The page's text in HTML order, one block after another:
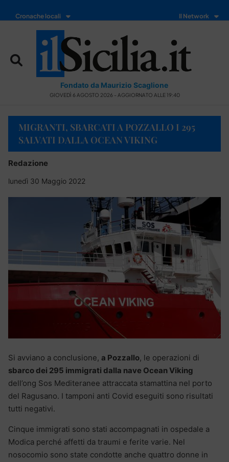
Cronache locali Il Network
Fondato da Maurizio Scaglione
GIOVEDÌ 6 AGOSTO 2026 - AGGIORNATO ALLE 19:40
MIGRANTI, SBARCATI A POZZALLO I 295
SALVATI DALLA OCEAN VIKING
Redazione
lunedì 30 Maggio 2022
Si avviano a conclusione, a Pozzallo, le operazioni di
sbarco dei 295 immigrati dalla nave Ocean Viking
dell’ong Sos Mediteranee attraccata stamattina nel porto
del Ragusano. I tamponi anti Covid eseguiti sono risultati
tutti negativi.
Cinque immigrati sono stati accompagnati in ospedale a
Modica perché affetti da traumi e ferite varie. Nel
nosocomio sono state condotte anche quattro donne in